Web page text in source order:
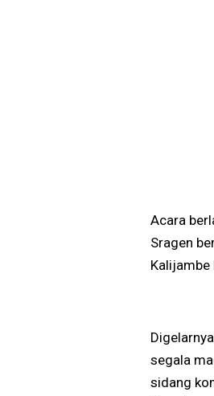
Acara
Sragen
Kalijambe
segala
sidang